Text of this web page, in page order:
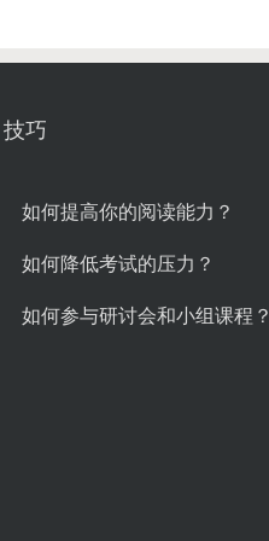
技巧
如何提高你的阅读能力？
如何降低考试的压力？
如何参与研讨会和小组课程？